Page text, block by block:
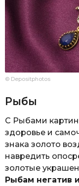
© Depositphotos
Рыбы
С Рыбами
здоровье и
знака золото
навредить
золотые
Рыбам негатив